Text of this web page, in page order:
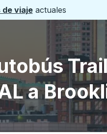
de viajeactuales
a